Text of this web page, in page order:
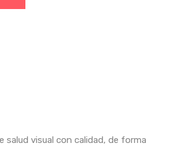
salud visual con calidad, de forma